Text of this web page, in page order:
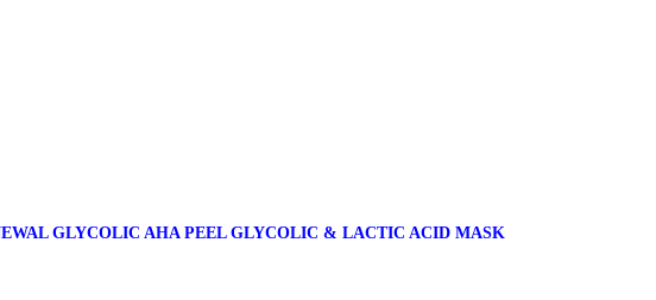
AHA PEEL GLYCOLIC & LACTIC ACID MASK